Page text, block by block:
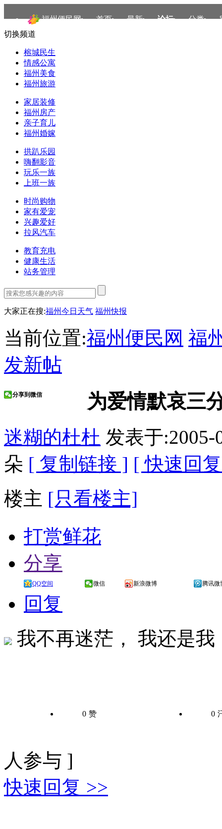
福州便民网 首页 最新 论坛 分类
切换频道
榕城民生
情感公寓
福州美食
福州旅游
家居装修
福州房产
亲子育儿
福州婚嫁
拱趴乐园
嗨翻影音
玩乐一族
上班一族
时尚购物
家有爱宠
兴趣爱好
拉风汽车
教育充电
健康生活
站务管理
大家正在搜:福州今日天气 福州快报
当前位置:福州便民网 福
发新帖
为爱情默哀三
分享到微信
迷糊的杜杜 发表于:2005-
朵 [ 复制链接 ] [ 快速回
楼主 [只看楼主]
打赏鲜花
分享
QQ空间 微信 新浪微博 腾讯微
回复
我不再迷茫， 我还是
0 赞 0
人参与 ]
快速回复 >>